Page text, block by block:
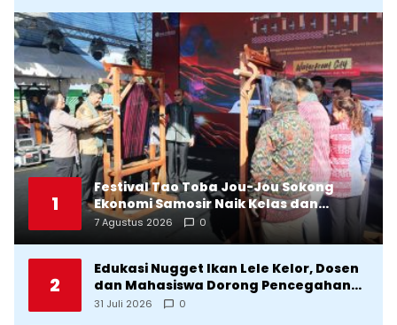
1
Festival Tao Toba Jou-Jou Sokong
Ekonomi Samosir Naik Kelas dan
Pariwisata Menjadi Sumber
Pertumbuhan Ekonomi Baru
7 Agustus 2026 0
2
Edukasi Nugget Ikan Lele Kelor, Dosen
dan Mahasiswa Dorong Pencegahan
Stunting di Desa Silangkitang
31 Juli 2026 0